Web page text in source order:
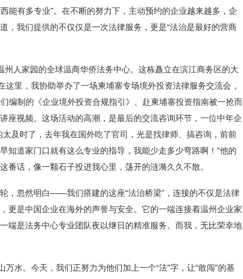
能有多专业”。在不断的努力下，主动预约的企业越来越多，企
，我们提供的不仅仅是一次法律服务，更是“法治是最好的营商
州人家园的全球温商华侨法务中心。这栋矗立在滨江商务区的大
这里，我协助举办了一场柬埔寨专场境外投资法律服务交流会，
编制的《企业境外投资合规指引》、赴柬埔寨投资指南被一抢而
座视频。这场活动的高潮，是最后的交流咨询环节，一位中年企
及时了，去年我在国外吃了官司，光是找律师、搞咨询，前前
知道家门口就有这么专业的指导，我能少走多少弯路啊！”他的
番话，像一颗石子投进我心里，荡开的涟漪久久不散。
忽然明白——我们搭建的这座“法治桥梁”，连接的不仅是法律
更是中国企业在海外的声誉与安全。它的一端连接着温州企业家
端是法务中心专业团队夜以继日的精准服务。而我，无比荣幸地
水。今天，我们正努力为他们加上一个“法”字，让“敢闯”的基